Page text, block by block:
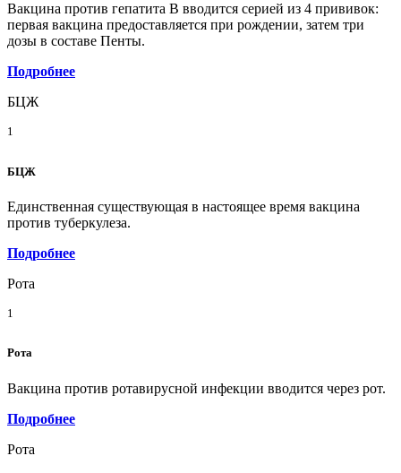
Вакцина против гепатита В вводится серией из 4 прививок:
первая вакцина предоставляется при рождении, затем три
дозы в составе Пенты.
Подробнее
БЦЖ
1
БЦЖ
Единственная существующая в настоящее время вакцина
против туберкулеза.
Подробнее
Рота
1
Рота
Вакцина против ротавирусной инфекции вводится через рот.
Подробнее
Рота